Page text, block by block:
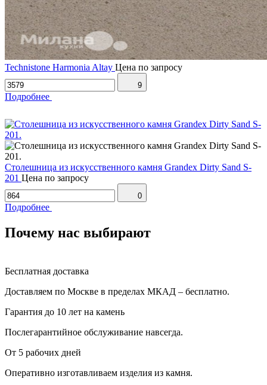
Technistone Harmonia Altay Цена по запросу
9
Подробнее
Столешница из искусственного камня Grandex Dirty Sand S-
201 Цена по запросу
0
Подробнее
Почему нас выбирают
Бесплатная доставка
Доставляем по Москве в пределах МКАД – бесплатно.
Гарантия до 10 лет на камень
Послегарантийное обслуживание навсегда.
От 5 рабочих дней
Оперативно изготавливаем изделия из камня.